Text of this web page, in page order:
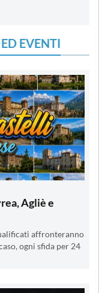
EVENTI
Agliè e
affronteranno
ogni sfida per 24